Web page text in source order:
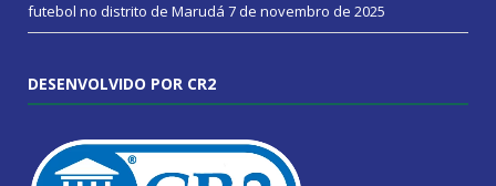
futebol no distrito de Marudá 7 de novembro de 2025
DESENVOLVIDO POR CR2